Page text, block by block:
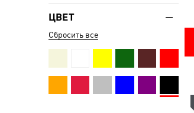
ЦВЕТ
Сбросить все